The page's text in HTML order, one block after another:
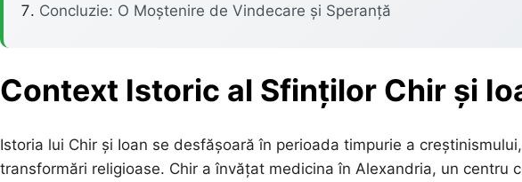
Concluzie: O Moștenire de Vindecare și Speranță
Context Istoric al Sfinților Chir și
Istoria lui Chir și Ioan se desfășoară în perioada timpurie a
transformări religioase. Chir a învățat medicina în Alexandria, un centru